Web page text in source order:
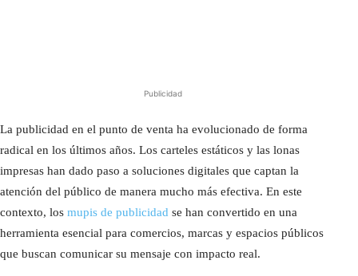
Publicidad
La publicidad en el punto de venta ha evolucionado de forma
radical en los últimos años. Los carteles estáticos y las lonas
impresas han dado paso a soluciones digitales que captan la
atención del público de manera mucho más efectiva. En este
contexto, los mupis de publicidad se han convertido en una
herramienta esencial para comercios, marcas y espacios públicos
que buscan comunicar su mensaje con impacto real.